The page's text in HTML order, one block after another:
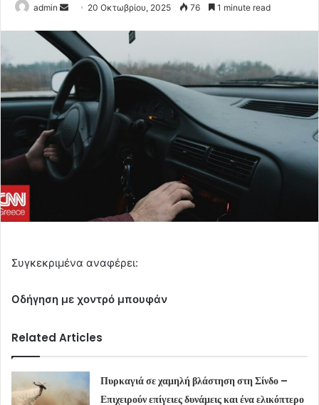
admin
Send
email
20 Οκτωβρίου, 2025 76 1 minute read
Συγκεκριμένα αναφέρει:
Οδήγηση με χοντρό μπουφάν
Related Articles
Πυρκαγιά σε χαμηλή βλάστηση στη Σίνδο –
Επιχειρούν επίγειες δυνάμεις και ένα ελικόπτερο